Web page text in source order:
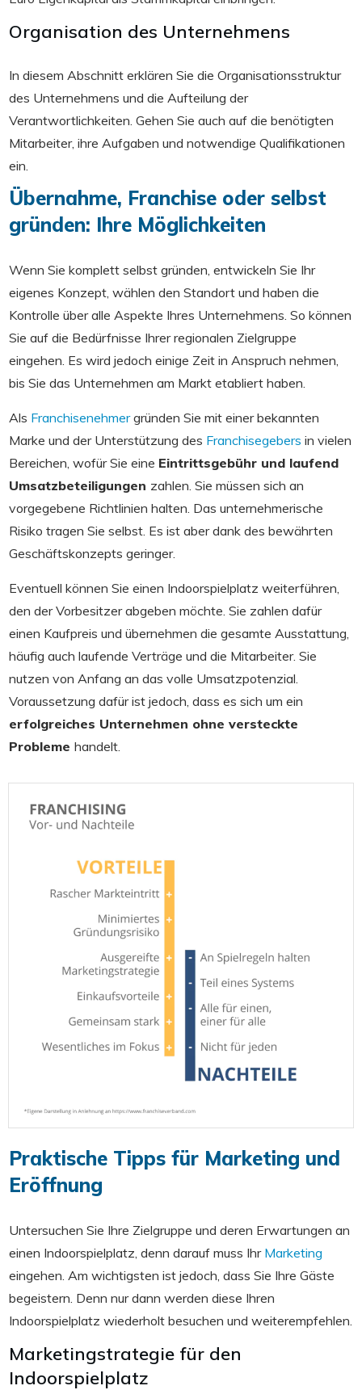
Organisation des Unternehmens
In diesem Abschnitt erklären Sie die Organisationsstruktur
des Unternehmens und die Aufteilung der
Verantwortlichkeiten. Gehen Sie auch auf die benötigten
Mitarbeiter, ihre Aufgaben und notwendige Qualifikationen
ein.
Übernahme, Franchise oder selbst
gründen: Ihre Möglichkeiten
Wenn Sie komplett selbst gründen, entwickeln Sie Ihr
eigenes Konzept, wählen den Standort und haben die
Kontrolle über alle Aspekte Ihres Unternehmens. So können
Sie auf die Bedürfnisse Ihrer regionalen Zielgruppe
eingehen. Es wird jedoch einige Zeit in Anspruch nehmen,
bis Sie das Unternehmen am Markt etabliert haben.
Als Franchisenehmergründen Sie mit einer bekannten
Marke und der Unterstützung des Franchisegebers in vielen
Bereichen, wofür Sie eine Eintrittsgebühr und laufend
Umsatzbeteiligungen zahlen. Sie müssen sich an
vorgegebene Richtlinien halten. Das unternehmerische
Risiko tragen Sie selbst. Es ist aber dank des bewährten
Geschäftskonzepts geringer.
Eventuell können Sie einen Indoorspielplatz weiterführen,
den der Vorbesitzer abgeben möchte. Sie zahlen dafür
einen Kaufpreis und übernehmen die gesamte Ausstattung,
häufig auch laufende Verträge und die Mitarbeiter. Sie
nutzen von Anfang an das volle Umsatzpotenzial.
Voraussetzung dafür ist jedoch, dass es sich um ein
erfolgreiches Unternehmen ohne versteckte
Probleme handelt.
Praktische Tipps für Marketing und
Eröffnung
Untersuchen Sie Ihre Zielgruppe und deren Erwartungen an
einen Indoorspielplatz, denn darauf muss Ihr Marketing
eingehen. Am wichtigsten ist jedoch, dass Sie Ihre Gäste
begeistern. Denn nur dann werden diese Ihren
Indoorspielplatz wiederholt besuchen und weiterempfehlen.
Marketingstrategie für den
Indoorspielplatz